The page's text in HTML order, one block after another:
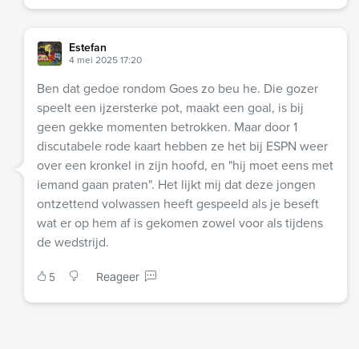
Estefan
4 mei 2025 17:20
Ben dat gedoe rondom Goes zo beu he. Die gozer
speelt een ijzersterke pot, maakt een goal, is bij
geen gekke momenten betrokken. Maar door 1
discutabele rode kaart hebben ze het bij ESPN weer
over een kronkel in zijn hoofd, en "hij moet eens met
iemand gaan praten". Het lijkt mij dat deze jongen
ontzettend volwassen heeft gespeeld als je beseft
wat er op hem af is gekomen zowel voor als tijdens
de wedstrijd.
5 Reageer